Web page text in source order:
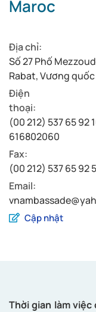
Maroc
Địa chỉ:
Số 27 Phố
Rabat, Vương
Điện
thoại:
(00 212) 537 65 92
616802060
Fax:
(00 212) 537 65 92
Email:
Cập nhật
Thời gian làm việc